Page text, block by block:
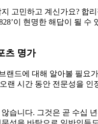
고민하고 계신가요?
이 현명한 해답이 될
츠 명가
드에 대해 알아볼 필
랜 시간 동안 전문성을
습니다. 그것은 곧 수십